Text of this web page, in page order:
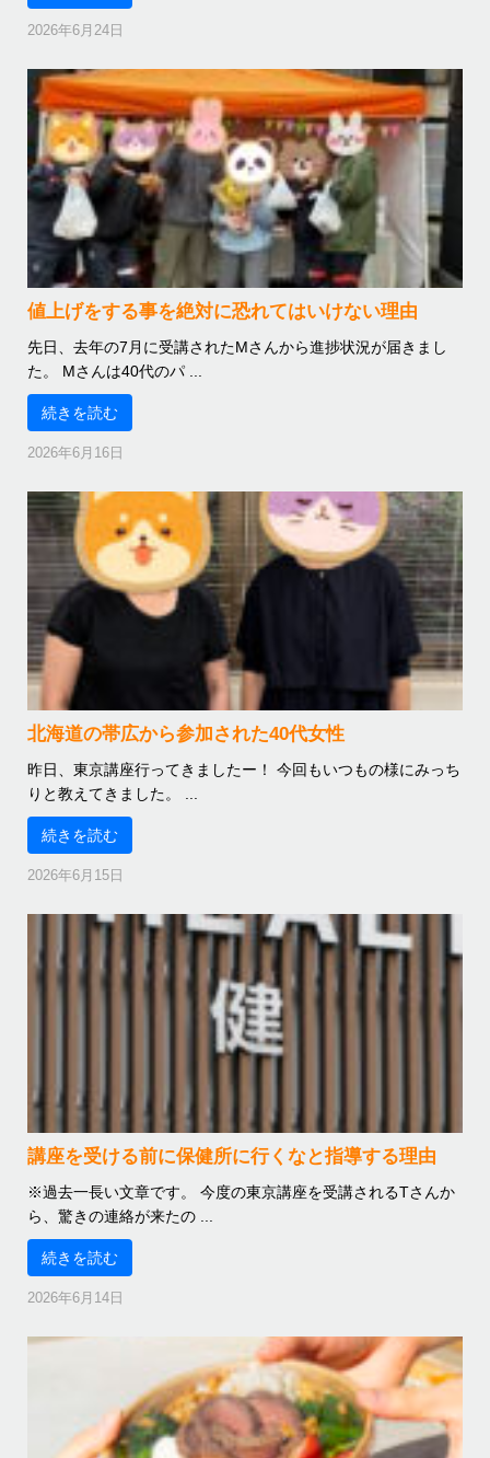
2026年6月24日
値上げをする事を絶対に恐れてはいけない理由
先日、去年の7月に受講されたMさんから進捗状況が届きまし
た。 Mさんは40代のパ ...
続きを読む
2026年6月16日
北海道の帯広から参加された40代女性
昨日、東京講座行ってきましたー！ 今回もいつもの様にみっち
りと教えてきました。 ...
続きを読む
2026年6月15日
講座を受ける前に保健所に行くなと指導する理由
※過去一長い文章です。 今度の東京講座を受講されるTさんか
ら、驚きの連絡が来たの ...
続きを読む
2026年6月14日